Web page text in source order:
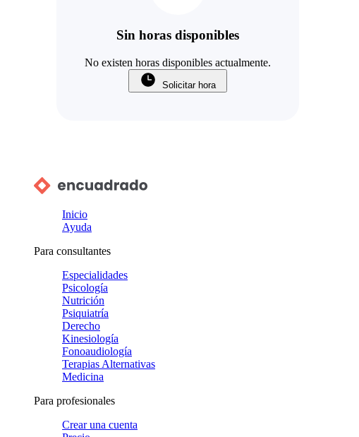
Sin horas disponibles
No existen horas disponibles actualmente.
Solicitar hora
Inicio
Ayuda
Para consultantes
Especialidades
Psicología
Nutrición
Psiquiatría
Derecho
Kinesiología
Fonoaudiología
Terapias Alternativas
Medicina
Para profesionales
Crear una cuenta